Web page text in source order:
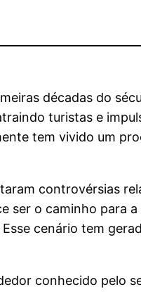
décadas do
turistas e
tem vivido um
controvérsias
ser o caminho para
cenário tem
conhecido pelo